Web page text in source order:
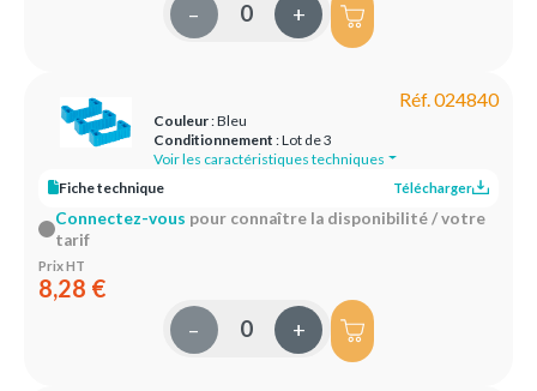
– +
Réf. 024840
Couleur: Bleu
Conditionnement : Lot de 3
Voir les caractéristiques techniques
Fiche technique
Télécharger
Connectez-vous pour connaître la disponibilité / votre
tarif
Prix HT
8,28 €
– +